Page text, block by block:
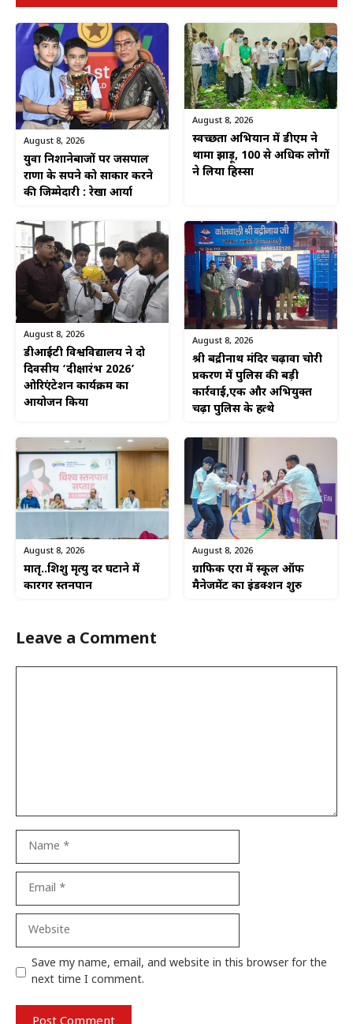
August 8, 2026
युवा निशानेबाजों पर जसपाल
राणा के सपने को साकार करने
की जिम्मेदारी : रेखा आर्या
August 8, 2026
स्वच्छता अभियान में डीएम ने
थामा झाड़ू, 100 से अधिक लोगों
ने लिया हिस्सा
August 8, 2026
डीआईटी विश्वविद्यालय ने दो
दिवसीय ‘दीक्षारंभ 2026’
ओरिएंटेशन कार्यक्रम का
आयोजन किया
August 8, 2026
श्री बद्रीनाथ मंदिर चढ़ावा चोरी
प्रकरण में पुलिस की बड़ी
कार्रवाई,एक और अभियुक्त
चढ़ा पुलिस के हत्थे
August 8, 2026
मातृ..शिशु मृत्यु दर घटाने में
कारगर स्तनपान
August 8, 2026
ग्राफिक एरा में स्कूल ऑफ
मैनेजमेंट का इंडक्शन शुरु
Leave a Comment
Website
Save my name, email, and website in this browser for the
next time I comment.